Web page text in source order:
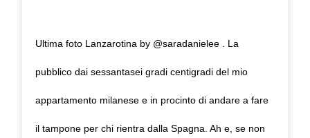
Ultima foto Lanzarotina by @saradanielee . La
pubblico dai sessantasei gradi centigradi del mio
appartamento milanese e in procinto di andare a fare
il tampone per chi rientra dalla Spagna. Ah e, se non